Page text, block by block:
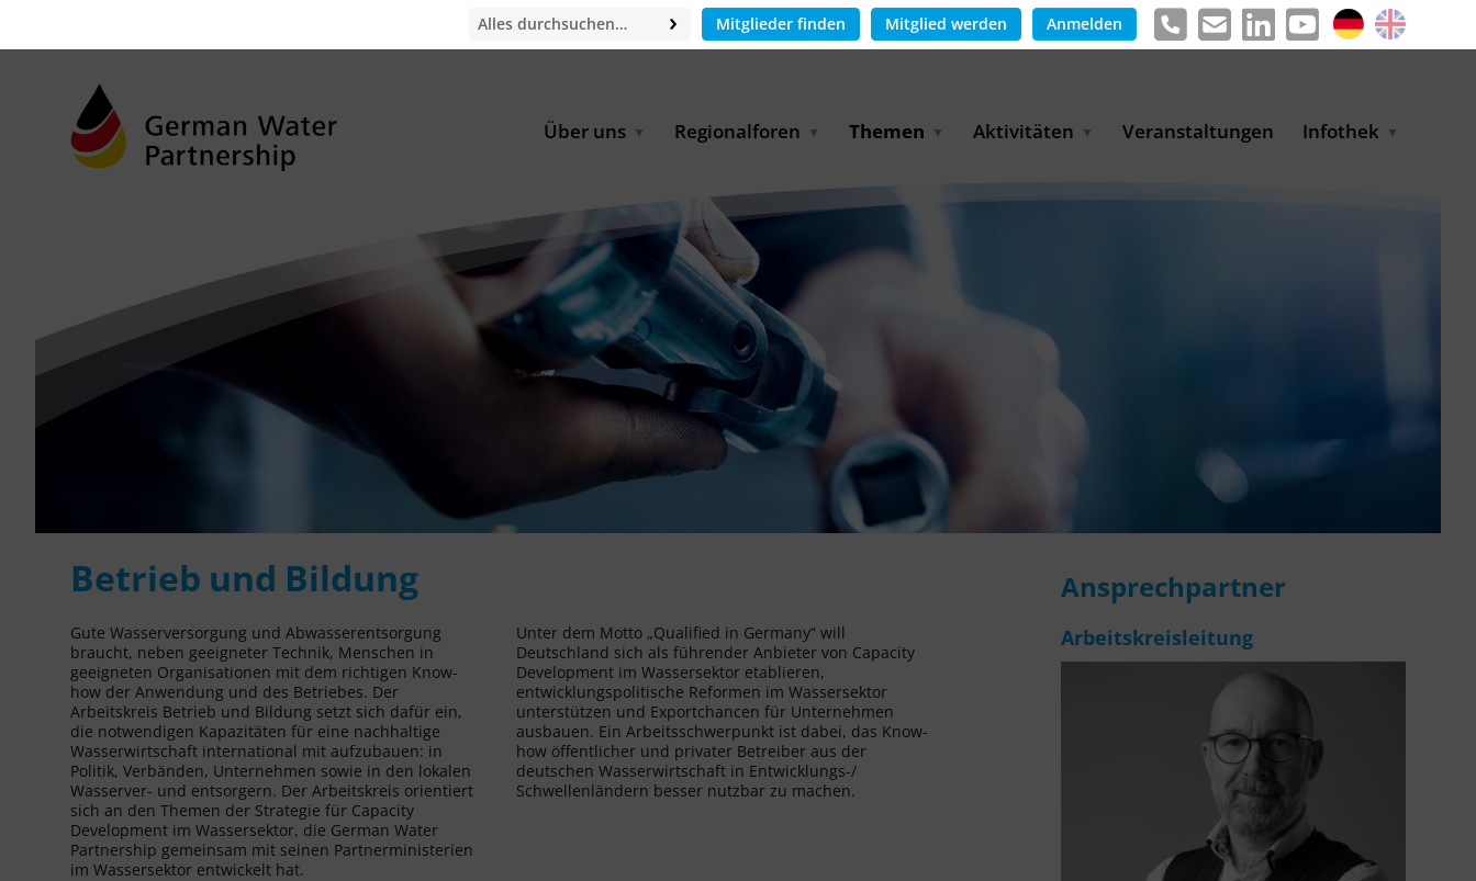
Mitglieder finden Mitglied werden Anmelden
Über uns
Der Vorstand
Geschäftsstelle
Partner & Kooperationen
Mitglieder
Virtual Index of Members
Karriere
Kontakt
Regionalforen
EECCA
Europa
Lateinamerika
Middle East
Nordafrika
Ostasien
Süd- & Südostasien
Themen
Industriewasserwirtschaft
Bewässerung und
Urbane Wasserresilienz
Aktivitäten
Betreiberpartnerschaften
Partnerschaftsprojekte
BLUE PLANET Berlin Water
Veranstaltungen Infothek
Betrieb und Bildung
Gute Wasserversorgung und Abwasserentsorgung
braucht, neben geeigneter Technik, Menschen in
geeigneten Organisationen mit dem richtigen Know-
how der Anwendung und des Betriebes. Der
Arbeitskreis Betrieb und Bildung setzt sich dafür ein,
die notwendigen Kapazitäten für eine nachhaltige
Wasserwirtschaft international mit aufzubauen: in
Politik, Verbänden, Unternehmen sowie in den lokalen
Wasserver- und entsorgern. Der Arbeitskreis orientiert
sich an den Themen der Strategie für Capacity
Development im Wassersektor, die German Water
Partnership gemeinsam mit seinen Partnerministerien
im Wassersektor entwickelt hat.
Unter dem Motto „Qualified in Germany“ will
Deutschland sich als führender Anbieter von Capacity
Development im Wassersektor etablieren,
entwicklungspolitische Reformen im Wassersektor
unterstützen und Exportchancen für Unternehmen
ausbauen. Ein Arbeitsschwerpunkt ist dabei, das Know-
how öffentlicher und privater Betreiber aus der
deutschen Wasserwirtschaft in Entwicklungs-/
Schwellenländern besser nutzbar zu machen.
Ansprechpartner
Arbeitskreisleitung